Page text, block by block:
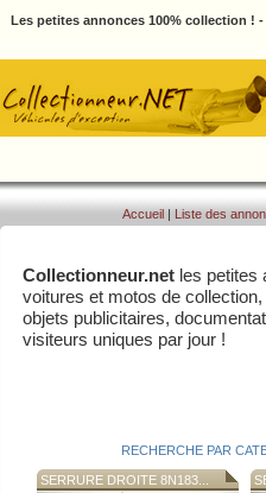
Les petites annonces 100% collection !
Accueil | Liste des
Collectionneur.net les petites
voitures et motos de
objets publicitaires,
visiteurs uniques par jour !
RECHERCHE PAR
SERRURE DROITE 8N183...